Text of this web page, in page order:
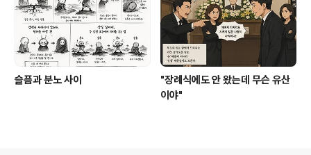
슬픔과 분노 사이
"장례식에도 안 왔는데 무슨 유산
이야"